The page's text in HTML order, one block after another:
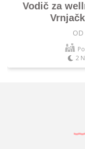
Vodič za
OD
2